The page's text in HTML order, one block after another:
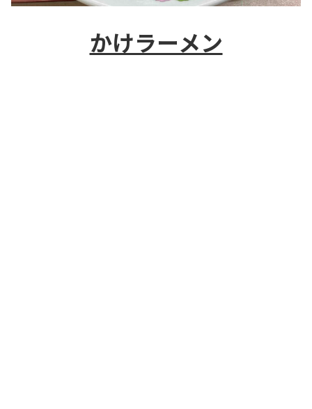
かけラーメン